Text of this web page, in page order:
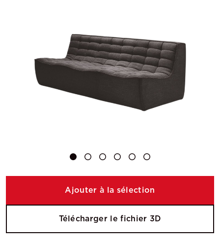
Ajouter à la sélection
Télécharger le fichier 3D